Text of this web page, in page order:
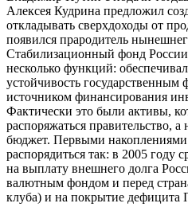
Алексея Кудрина предложил
откладывать сверхдоходы от
появился прародитель
Стабилизационный фонд
несколько функций:
устойчивость
источником финансирования
Фактически это были активы,
распоряжаться правительство,
бюджет. Первыми накоплениями
распорядиться так: в 2005 году
на выплату внешнего долга
валютным фондом и перед
клуба) и на покрытие